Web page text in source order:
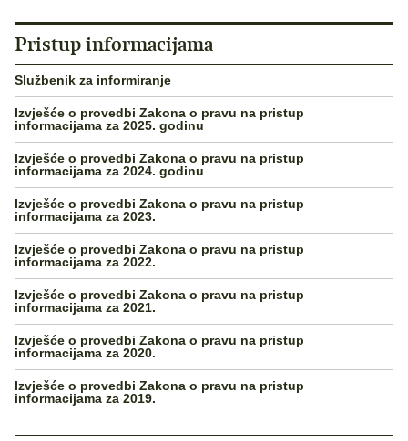
Pristup informacijama
Službenik za informiranje
Izvješće o provedbi Zakona o pravu na pristup
informacijama za 2025. godinu
Izvješće o provedbi Zakona o pravu na pristup
informacijama za 2024. godinu
Izvješće o provedbi Zakona o pravu na pristup
informacijama za 2023.
Izvješće o provedbi Zakona o pravu na pristup
informacijama za 2022.
Izvješće o provedbi Zakona o pravu na pristup
informacijama za 2021.
Izvješće o provedbi Zakona o pravu na pristup
informacijama za 2020.
Izvješće o provedbi Zakona o pravu na pristup
informacijama za 2019.